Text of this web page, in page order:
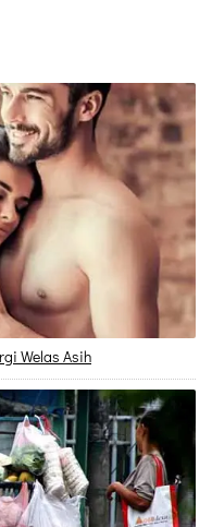
Welas Asih